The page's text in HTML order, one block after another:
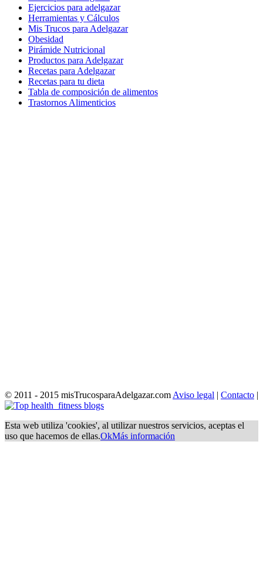
Ejercicios para adelgazar
Herramientas y Cálculos
Mis Trucos para Adelgazar
Obesidad
Pirámide Nutricional
Productos para Adelgazar
Recetas para Adelgazar
Recetas para tu dieta
Tabla de composición de alimentos
Trastornos Alimenticios
© 2011 - 2015 misTrucosparaAdelgazar.com Aviso legal | Contacto |
Esta web utiliza 'cookies', al utilizar nuestros servicios, aceptas el
uso que hacemos de ellas.OkMás información